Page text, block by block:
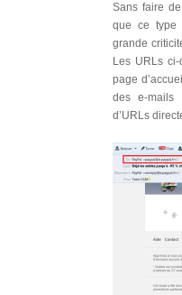
Sans faire
que ce type
grande
Les URLs
page
des e-mails
d’URLs